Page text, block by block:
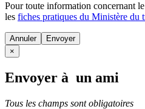
Pour toute information concernant le
les fiches pratiques du Ministère du
Annuler
×
Envoyer à un ami
Tous les champs sont obligatoires